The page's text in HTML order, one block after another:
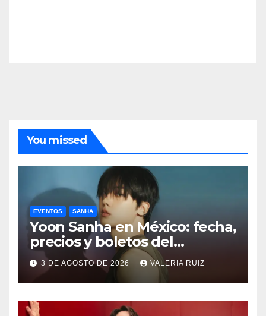
You missed
EVENTOS SANHA
Yoon Sanha en México: fecha,
precios y boletos del
FANCON
3 DE AGOSTO DE 2026 VALERIA RUIZ